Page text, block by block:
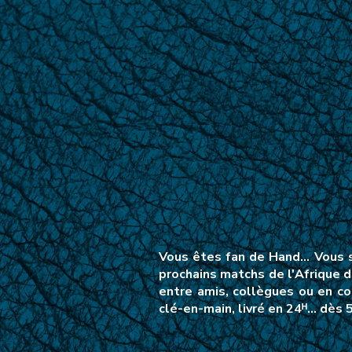
Vous êtes fan de Hand…
prochains matchs de l'Afrique
entre amis, collègues ou en
clé-en-main, livré en 24ᴴ… dès